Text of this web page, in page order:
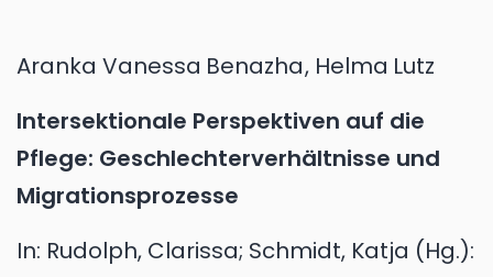
Aranka Vanessa Benazha, Helma Lutz
Intersektionale Perspektiven auf die
Pflege: Geschlechterverhältnisse und
Migrationsprozesse
In: Rudolph, Clarissa; Schmidt, Katja (Hg.):